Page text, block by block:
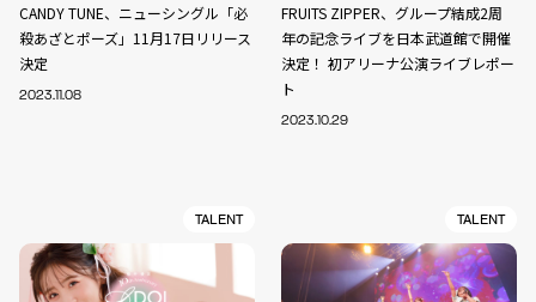
CANDY TUNE、ニューシングル「必
殺あざとポーズ」11月17日リリース
決定
2023.11.08
FRUITS ZIPPER、グループ結成2周
年の記念ライブを日本武道館で開催
決定！ 初アリーナ公演ライブレポー
ト
2023.10.29
TALENT TALENT